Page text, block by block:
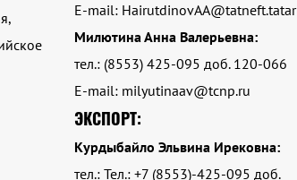
E-mail: HairutdinovAA@tatneft.tatar
Милютина Анна Валерьевна:
тел.: (8553) 425-095 доб. 120-066
E-mail: milyutinaav@tcnp.ru
ЭКСПОРТ:
Курдыбайло Эльвина Ирековна:
тел.: Тел.: +7 (8553)-425-095 доб.